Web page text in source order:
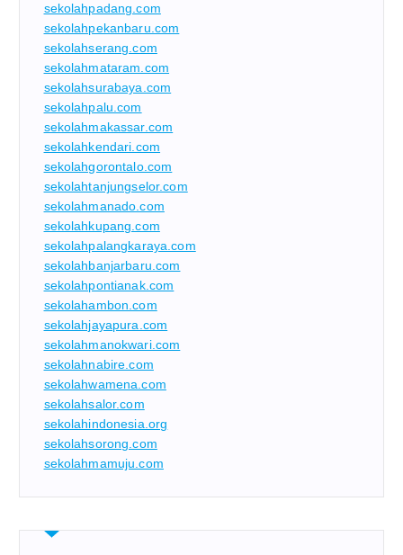
sekolahpadang.com
sekolahpekanbaru.com
sekolahserang.com
sekolahmataram.com
sekolahsurabaya.com
sekolahpalu.com
sekolahmakassar.com
sekolahkendari.com
sekolahgorontalo.com
sekolahtanjungselor.com
sekolahmanado.com
sekolahkupang.com
sekolahpalangkaraya.com
sekolahbanjarbaru.com
sekolahpontianak.com
sekolahambon.com
sekolahjayapura.com
sekolahmanokwari.com
sekolahnabire.com
sekolahwamena.com
sekolahsalor.com
sekolahindonesia.org
sekolahsorong.com
sekolahmamuju.com